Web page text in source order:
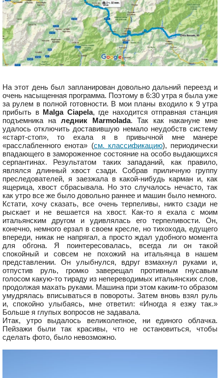
На этот день был запланирован довольно дальний переезд и
очень насыщенная программа. Поэтому в 6:30 утра я была уже
за рулем в полной готовности. В мои планы входило к 9 утра
прибыть в Malga Ciapela, где находится отправная станция
подъемника на ледник Marmolada. Так как накануне мне
удалось отключить доставившую немало неудобств систему
«старт-стоп», то ехала я в привычной мне манере
«расслабленного енота» (см. классификацию), периодически
впадающего в замороженное состояние на особо выдающихся
серпантинах. Результатом таких западаний, как правило,
являлся длинный хвост сзади. Собрав приличную группу
преследователей, я заезжала в какой-нибудь карман и, как
ящерица, хвост сбрасывала. Но это случалось нечасто, так
как утро все же было довольно раннее и машин было немного.
Кстати, хочу сказать, все очень терпеливы, никто сзади не
рыскает и не вешается на хвост. Как-то я ехала с моим
итальянским другом и удивлялась его терпеливости. Он,
конечно, немного ерзал в своем кресле, но тихохода, едущего
впереди, никак не напрягал, а просто ждал удобного момента
для обгона. Я поинтересовалась, всегда ли он такой
спокойный и совсем не похожий на итальянца в нашем
представлении. Он улыбнулся, вдруг взмахнул руками и,
отпустив руль, громко заверещал противным гнусавым
голосом какую-то тираду из непереводимых итальянских слов,
продолжая махать руками. Машина при этом каким-то образом
умудрялась вписываться в повороты. Затем вновь взял руль
и, спокойно улыбаясь, мне ответил: «Иногда я езжу так.»
Больше я глупых вопросов не задавала.
Итак, утро выдалось великолепное, ни единого облачка.
Пейзажи были так красивы, что не остановиться, чтобы
сделать фото, было невозможно.